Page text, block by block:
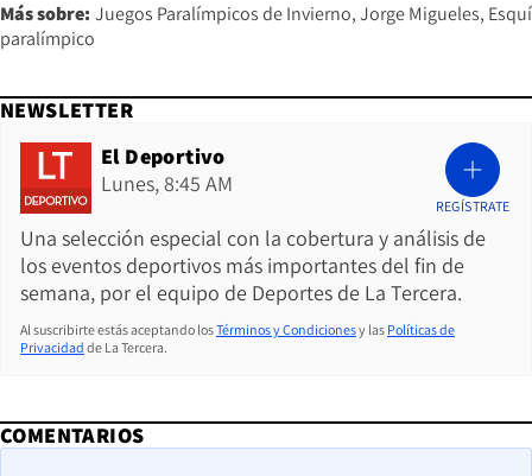
Más sobre: Juegos Paralímpicos de Invierno Jorge Migueles Esquí
paralímpico
NEWSLETTER
El Deportivo
Lunes, 8:45 AM
Una selección especial con la cobertura y análisis de
los eventos deportivos más importantes del fin de
semana, por el equipo de Deportes de La Tercera.
REGÍSTRATE
Al suscribirte estás aceptando losTérminos y Condicionesy las Políticas de
Privacidad de La Tercera.
COMENTARIOS